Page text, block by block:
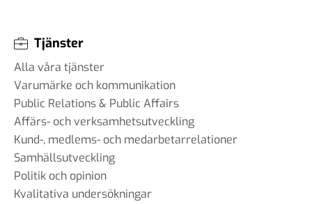
Tjänster
Alla våra tjänster
Varumärke och kommunikation
Public Relations & Public Affairs
Affärs- och verksamhetsutveckling
Kund-, medlems- och medarbetarrelationer
Samhällsutveckling
Politik och opinion
Kvalitativa undersökningar